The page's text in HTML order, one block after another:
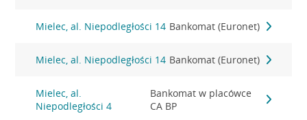
Mielec, al. Niepodległości 14 Bankomat (Euronet)
Mielec, al. Niepodległości 14 Bankomat (Euronet)
Mielec, al.
Niepodległości 4
Bankomat w placówce
CA BP